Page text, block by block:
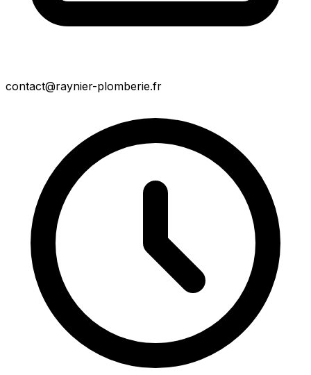
contact@raynier-plomberie.fr